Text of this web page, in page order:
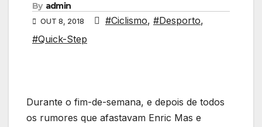
By admin
OUT 8, 2018 #Ciclismo, #Desporto,
#Quick-Step
Durante o fim-de-semana, e depois de todos
os rumores que afastavam Enric Mas e